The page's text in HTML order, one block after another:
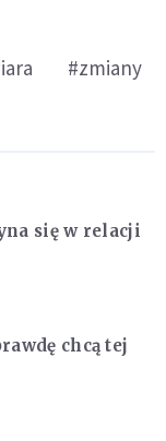
#zmiany
się w relacji
chcą tej